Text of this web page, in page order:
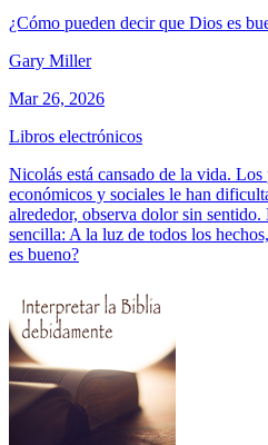
¿Cómo pueden decir que Dios es
Gary Miller
Mar 26, 2026
Libros electrónicos
Nicolás está cansado de la vida.
económicos y sociales le han
alrededor, observa dolor sin
sencilla: A la luz de todos los
es bueno?